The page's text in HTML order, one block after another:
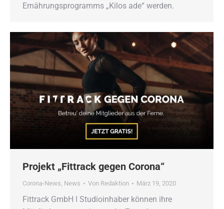
Ernährungsprogramms „Kilos ade“ werden.
Projekt „Fittrack gegen Corona“
Corona-News News Von Redaktion März 19, 2020
Fittrack GmbH ǀ Studioinhaber können ihre